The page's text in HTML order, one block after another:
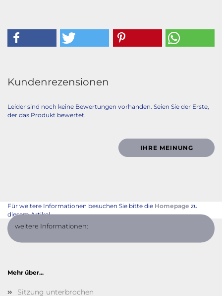
Kundenrezensionen
Leider sind noch keine Bewertungen vorhanden. Seien Sie der Erste,
der das Produkt bewertet.
IHRE MEINUNG
Für weitere Informationen besuchen Sie bitte die Homepage zu
diesem Artikel.
weitere Informationen:
Mehr über...
Sitzung unterbrochen